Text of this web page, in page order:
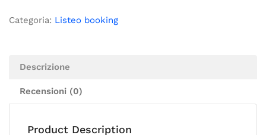
Categoria: Listeo booking
Descrizione
Recensioni (0)
Product Description